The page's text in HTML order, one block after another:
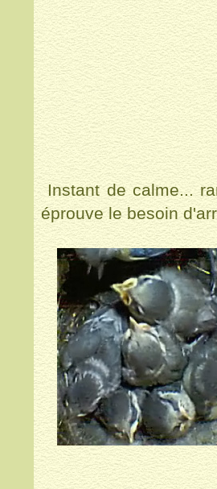
Instant de calme...
éprouve le besoin